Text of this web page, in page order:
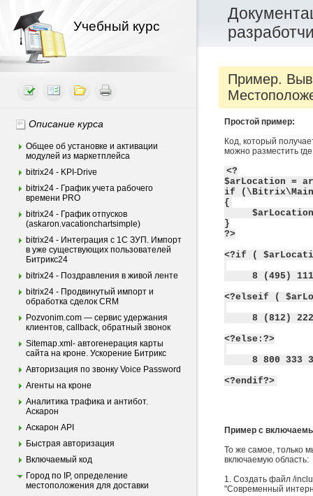
Учебный курс
Пример.
Описание курса
Общее об установке и активации
модулей из маркетплейса
bitrix24 - KPI-Drive
bitrix24 - График учета рабочего
времени PRO
bitrix24 - График отпусков
(askaron.vacationchartsimple)
bitrix24 - Интеграция c 1С ЗУП. Импорт
в уже существующих пользователей
Битрикс24
bitrix24 - Поздравления в живой ленте
bitrix24 - Продвинутый импорт и
обработка сделок CRM
Pozvonim.com — сервис удержания
клиентов, callback, обратный звонок
Sitemap.xml- автогенерация карты
сайта на кроне. Ускорение Битрикс
Авторизация по звонку Voice Password
Агенты на кроне
Аналитика трафика и антибот.
Аскарон
Аскарон API
Быстрая авторизация
Включаемый код
Город по IP, определение
местоположения для доставки
Простой пример:
Код, который
можно разместить
<?
$arLocation =
if
{
}
?>
<?if (
8 (495)
<?elseif (
8 (812)
<?else:?>
8 800 333
<?endif?>
Пример с
То же самое, только
включаемую область:
1. Создать файл /
"Современный